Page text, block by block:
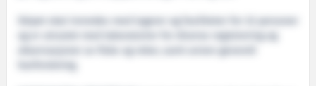
Skipet skal innredes med lugarer og fasiliteter for 32 personer
og er utrustet med laboratorier for diverse registrering og
observasjoner av fiske og reker, samt annen generell
havforskning.